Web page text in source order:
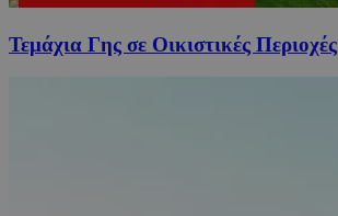
Τεμάχια Γης σε Οικιστικές Περιοχές